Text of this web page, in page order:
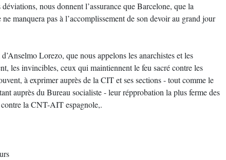
nous donnent l’assurance que Barcelone, que la
manquera pas à l’accomplissement de son devoir au grand jour
Lorezo, que nous appelons les anarchistes et les
les invincibles, ceux qui maintiennent le feu sacré contre les
à exprimer auprès de la CIT et ses sections - tout comme le
auprès du Bureau socialiste - leur répprobation la plus ferme des
la CNT-AIT espagnole,.